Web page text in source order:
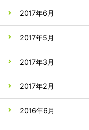
2017年6月
2017年5月
2017年3月
2017年2月
2016年6月